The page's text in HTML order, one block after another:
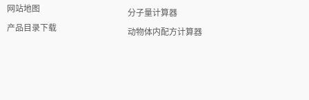
网站地图
产品目录下载
分子量计算器
动物体内配方计算器